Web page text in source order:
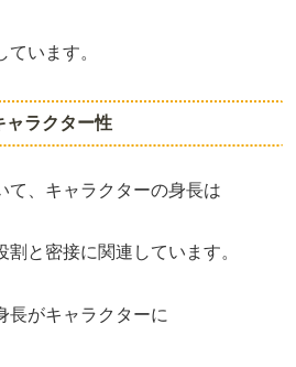
います。
ャラクター性
て、キャラクターの身長は
と密接に関連しています。
長がキャラクターに